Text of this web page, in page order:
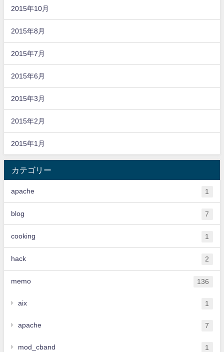
2015年10月
2015年8月
2015年7月
2015年6月
2015年3月
2015年2月
2015年1月
カテゴリー
apache 1
blog 7
cooking 1
hack 2
memo 136
aix 1
apache 7
mod_cband 1